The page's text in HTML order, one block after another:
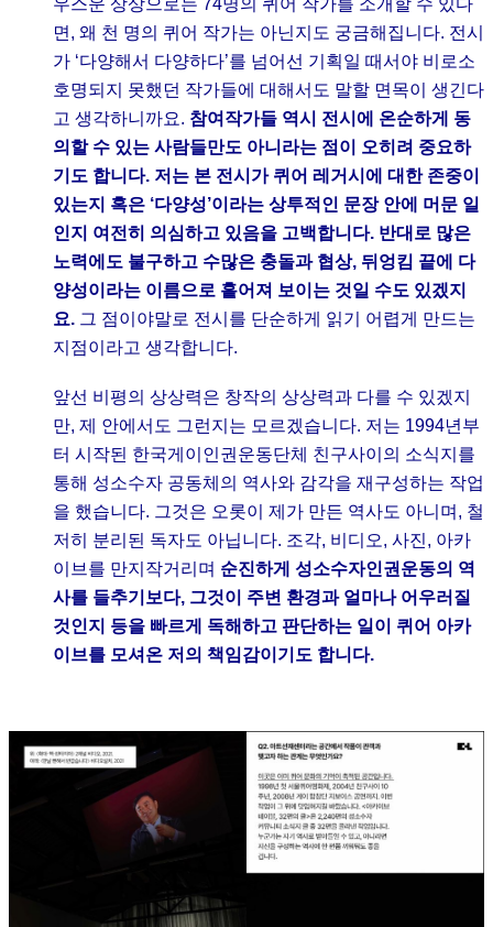
우스운 상상으로는 74명의 퀴어 작가를 소개할 수 있다
면, 왜 천 명의 퀴어 작가는 아닌지도 궁금해집니다. 전시
가 ‘다양해서 다양하다’를 넘어선 기획일 때서야 비로소
호명되지 못했던 작가들에 대해서도 말할 면목이 생긴다
고 생각하니까요. 참여작가들 역시 전시에 온순하게 동
의할 수 있는 사람들만도 아니라는 점이 오히려 중요하
기도 합니다. 저는 본 전시가 퀴어 레거시에 대한 존중이
있는지 혹은 ‘다양성’이라는 상투적인 문장 안에 머문 일
인지 여전히 의심하고 있음을 고백합니다. 반대로 많은
노력에도 불구하고 수많은 충돌과 협상, 뒤엉킴 끝에 다
양성이라는 이름으로 흩어져 보이는 것일 수도 있겠지
요. 그 점이야말로 전시를 단순하게 읽기 어렵게 만드는
지점이라고 생각합니다.
앞선 비평의 상상력은 창작의 상상력과 다를 수 있겠지
만, 제 안에서도 그런지는 모르겠습니다. 저는 1994년부
터 시작된 한국게이인권운동단체 친구사이의 소식지를
통해 성소수자 공동체의 역사와 감각을 재구성하는 작업
을 했습니다. 그것은 오롯이 제가 만든 역사도 아니며, 철
저히 분리된 독자도 아닙니다. 조각, 비디오, 사진, 아카
이브를 만지작거리며 순진하게 성소수자인권운동의 역
사를 들추기보다, 그것이 주변 환경과 얼마나 어우러질
것인지 등을 빠르게 독해하고 판단하는 일이 퀴어 아카
이브를 모셔온 저의 책임감이기도 합니다.